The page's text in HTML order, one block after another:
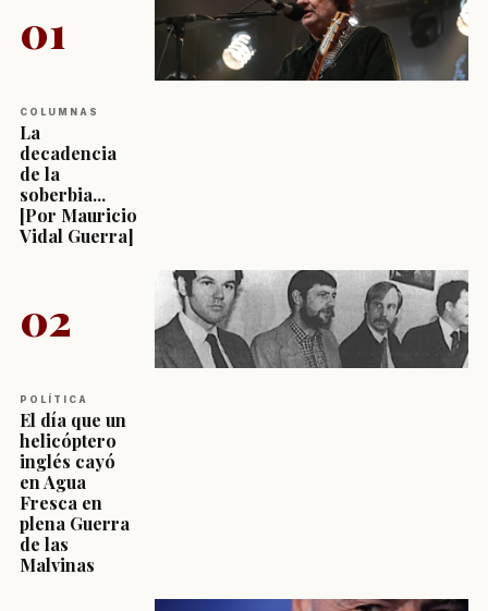
01
COLUMNAS
La
decadencia
de la
soberbia...
[Por Mauricio
Vidal Guerra]
02
POLÍTICA
El día que un
helicóptero
inglés cayó
en Agua
Fresca en
plena Guerra
de las
Malvinas